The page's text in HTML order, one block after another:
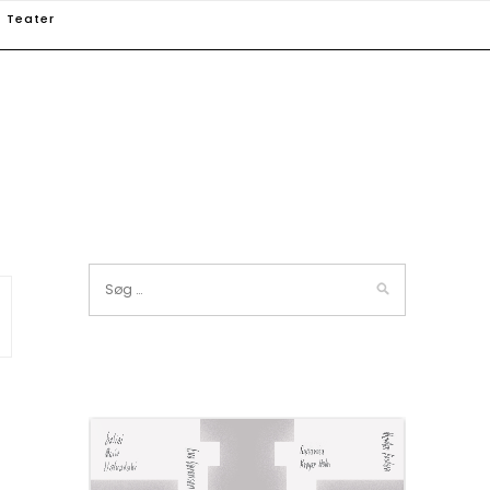
Teater